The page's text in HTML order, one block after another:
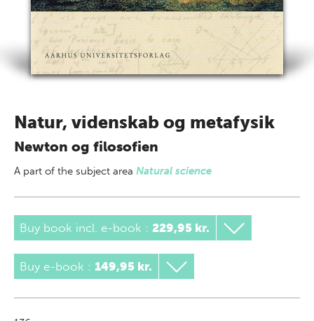
Natur, videnskab og metafysik
Newton og filosofien
A part of the subject area Natural science
Buy book incl. e-book : 229,95 kr.
Buy e-book : 149,95 kr.